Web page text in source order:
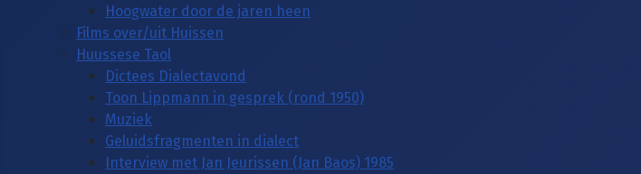
Hoogwater door de jaren heen
Films over/uit Huissen
Huussese Taol
Dictees Dialectavond
Toon Lippmann in gesprek (rond 1950)
Muziek
Geluidsfragmenten in dialect
Interview met Jan Jeurissen (Jan Baos) 1985